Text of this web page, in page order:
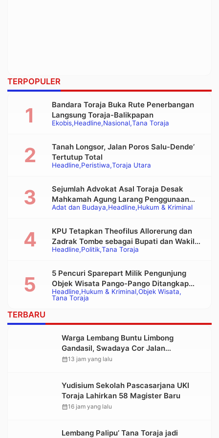
TERPOPULER
Ekobis Headline Nasional Tana Toraja
Bandara Toraja Buka Rute Penerbangan
Langsung Toraja-Balikpapan
Headline Peristiwa Toraja Utara
Tanah Longsor, Jalan Poros Salu-Dende’
Tertutup Total
Adat dan Budaya Headline Hukum & Kriminal
Sejumlah Advokat Asal Toraja Desak
Mahkamah Agung Larang Penggunaan
Alat Berat pada Eksekusi Rumah Adat
Headline Politik Tana Toraja
KPU Tetapkan Theofilus Allorerung dan
Zadrak Tombe sebagai Bupati dan Wakil
Bupati Tana Toraja Terpilih
Headline Hukum & Kriminal Objek Wisata
Tana Toraja
5 Pencuri Sparepart Milik Pengunjung
Objek Wisata Pango-Pango Ditangkap
Polisi
TERBARU
Warga Lembang Buntu Limbong
Gandasil, Swadaya Cor Jalan
Sepanjang 500 Meter
calendar_month13 jam yang lalu
Yudisium Sekolah Pascasarjana UKI
Toraja Lahirkan 58 Magister Baru
calendar_month16 jam yang lalu
Lembang Palipu’ Tana Toraja jadi